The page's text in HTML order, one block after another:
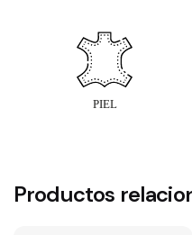
Productos